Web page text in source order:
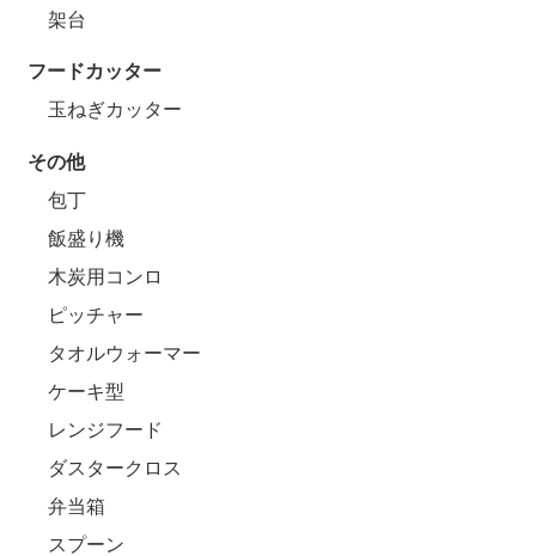
架台
フードカッター
玉ねぎカッター
その他
包丁
飯盛り機
木炭用コンロ
ピッチャー
タオルウォーマー
ケーキ型
レンジフード
ダスタークロス
弁当箱
スプーン